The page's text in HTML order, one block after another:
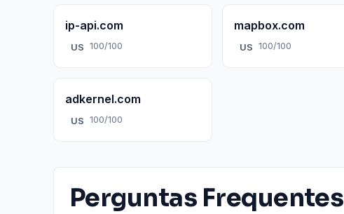
ip-api.com
US 100/100
mapbox.com
US 100/100
adkernel.com
US 100/100
Perguntas Frequentes